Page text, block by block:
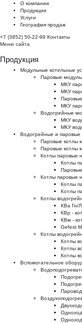
О компании
Продукция
Услуги
География продаж
+7 (3852) 50-22-99 Контакты
Меню сайта
Продукция
Модульные котельные
Паровые
МКУ
МКУ
МКУ
Водогрейные
МКУ
МКУ
Водогрейные и паровые
Паровые котлы
Паровые котлы
Котлы паровые
Котлы
Котлы паровые
Котлы
Котлы
Котлы
КВа Гн/
КВр -
КВм -
Gefest
Котлы
Котлы
Котлы
Котлы
Вспомогательное